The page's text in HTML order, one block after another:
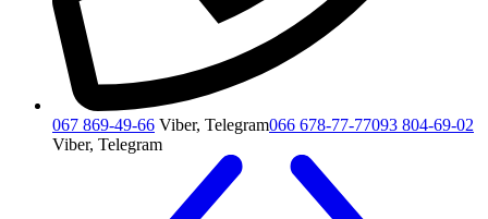
067 869-49-66 Viber, Telegram066 678-77-77093 804-69-02
Viber, Telegram